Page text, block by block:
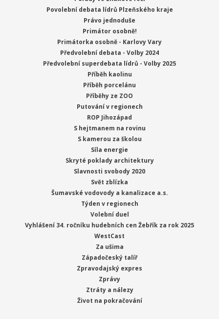
Povolební debata lídrů Plzeňského kraje
Právo jednoduše
Primátor osobně!
Primátorka osobně - Karlovy Vary
Předvolební debata - Volby 2024
Předvolební superdebata lídrů - Volby 2025
Příběh kaolinu
Příběh porcelánu
Příběhy ze ZOO
Putování v regionech
ROP Jihozápad
S hejtmanem na rovinu
S kamerou za školou
Síla energie
Skryté poklady architektury
Slavnosti svobody 2020
Svět zblízka
Šumavské vodovody a kanalizace a.s.
Týden v regionech
Volební duel
Vyhlášení 34. ročníku hudebních cen Žebřík za rok 2025
WestCast
Za ušima
Západočeský talíř
Zpravodajský expres
Zprávy
Ztráty a nálezy
Život na pokračování